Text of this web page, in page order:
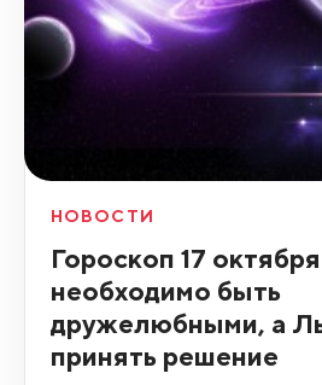
НОВОСТИ
Гороскоп 17
необходимо быть
дружелюбными, а
принять решение